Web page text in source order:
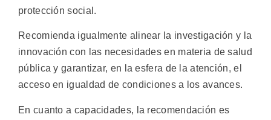
protección social.
Recomienda igualmente alinear la investigación y la
innovación con las necesidades en materia de salud
pública y garantizar, en la esfera de la atención, el
acceso en igualdad de condiciones a los avances.
En cuanto a capacidades, la recomendación es